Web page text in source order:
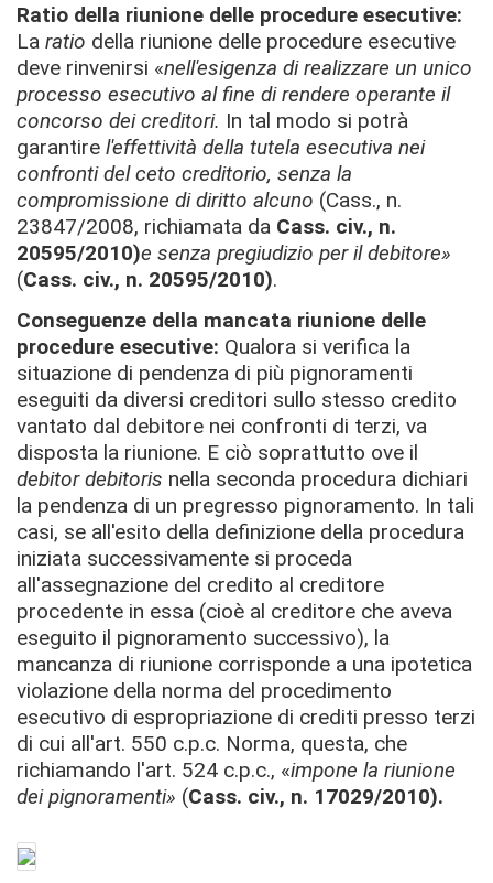
Ratio della riunione delle procedure esecutive:
La ratio della riunione delle procedure esecutive
deve rinvenirsi «nell'esigenza di realizzare un unico
processo esecutivo al fine di rendere operante il
concorso dei creditori. In tal modo si potrà
garantire l'effettività della tutela esecutiva nei
confronti del ceto creditorio, senza la
compromissione di diritto alcuno (Cass., n.
23847/2008, richiamata da Cass. civ., n.
20595/2010)e senza pregiudizio per il debitore»
(Cass. civ., n. 20595/2010).
Conseguenze della mancata riunione delle
procedure esecutive: Qualora si verifica la
situazione di pendenza di più pignoramenti
eseguiti da diversi creditori sullo stesso credito
vantato dal debitore nei confronti di terzi, va
disposta la riunione. E ciò soprattutto ove il
debitor debitoris nella seconda procedura dichiari
la pendenza di un pregresso pignoramento. In tali
casi, se all'esito della definizione della procedura
iniziata successivamente si proceda
all'assegnazione del credito al creditore
procedente in essa (cioè al creditore che aveva
eseguito il pignoramento successivo), la
mancanza di riunione corrisponde a una ipotetica
violazione della norma del procedimento
esecutivo di espropriazione di crediti presso terzi
di cui all'art. 550 c.p.c. Norma, questa, che
richiamando l'art. 524 c.p.c., «impone la riunione
dei pignoramenti» (Cass. civ., n. 17029/2010).